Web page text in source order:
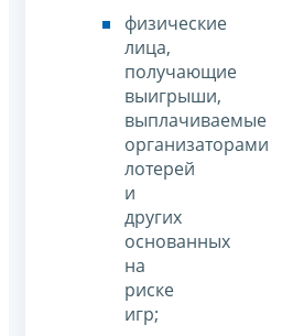
физические
лица,
получающие
выигрыши,
выплачиваемые
организаторами
лотерей
и
других
основанных
на
риске
игр;